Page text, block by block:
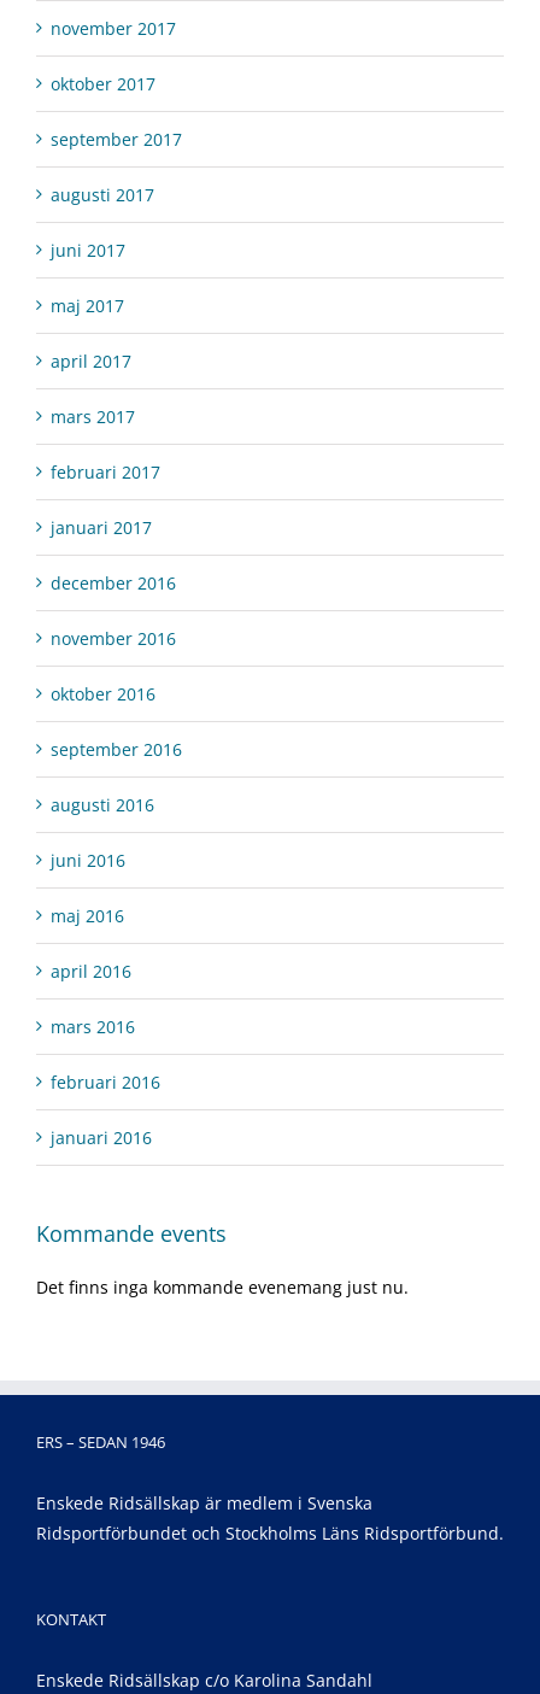
november 2017
oktober 2017
september 2017
augusti 2017
juni 2017
maj 2017
april 2017
mars 2017
februari 2017
januari 2017
december 2016
november 2016
oktober 2016
september 2016
augusti 2016
juni 2016
maj 2016
april 2016
mars 2016
februari 2016
januari 2016
Kommande events
Det finns inga kommande evenemang just nu.
ERS – SEDAN 1946
Enskede Ridsällskap är medlem i Svenska
Ridsportförbundet och Stockholms Läns Ridsportförbund.
KONTAKT
Enskede Ridsällskap c/o Karolina Sandahl